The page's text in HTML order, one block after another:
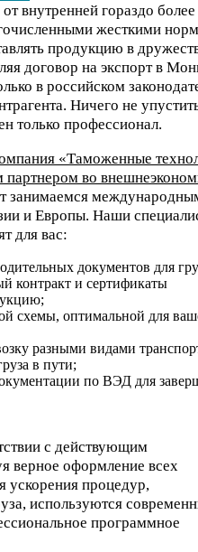
внутренней гораздо более
жесткими
продукцию в
договор на экспорт в
в российском
Ничего не
только профессионал.
«Таможенные
во
занимаемся
и Европы. Наши
для вас:
документов для
контракт и сертификаты
схемы, оптимальной для
разными видами
в пути;
по ВЭД для
с действующим
верное оформление всех
ускорения процедур,
используются
программное